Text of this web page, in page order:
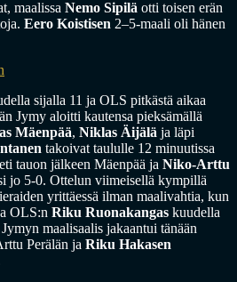
maalissa Nemo Sipilä otti toisen erän
Eero Koistisen 2–5-maali oli hänen
sijalla 11 ja OLS pitkästä aikaa
Jymy aloitti kautensa pieksämällä
Mäenpää, Niklas Äijälä ja läpi
takoivat taululle 12 minuutissa
tauon jälkeen Mäenpää ja Niko-Arttu
jo 5-0. Ottelun viimeisellä kympillä
yrittäessä ilman maalivahtia, kun
OLS:n Riku Ruonakangas kuudella
maalisaalis jakaantui tänään
Perälän ja Riku Hakasen